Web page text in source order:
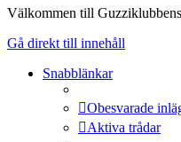
Välkommen till
Gå direkt till innehåll
Snabblänkar
Obesvarade
Aktiva trådar